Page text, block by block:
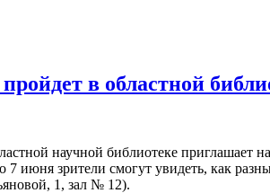
в областной
научной библиотеке приглашает
июня зрители смогут увидеть, как
1, зал № 12).